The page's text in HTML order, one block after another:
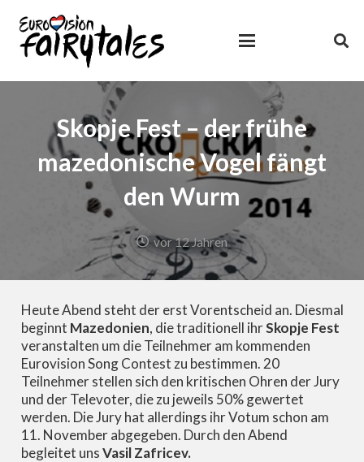
Skopje Fest – der frühe
mazedonische Vogel fängt
den Wurm
vor 12 Jahren
Heute Abend steht der erst Vorentscheid an. Diesmal
beginnt Mazedonien, die traditionell ihrSkopje Fest
veranstalten um die Teilnehmer am kommenden
Eurovision Song Contest zu bestimmen. 20
Teilnehmer stellen sich den kritischen Ohren der Jury
und der Televoter, die zu jeweils 50% gewertet
werden. Die Jury hat allerdings ihr Votum schon am
11. November abgegeben. Durch den Abend
begleitet unsVasil Zafricev.